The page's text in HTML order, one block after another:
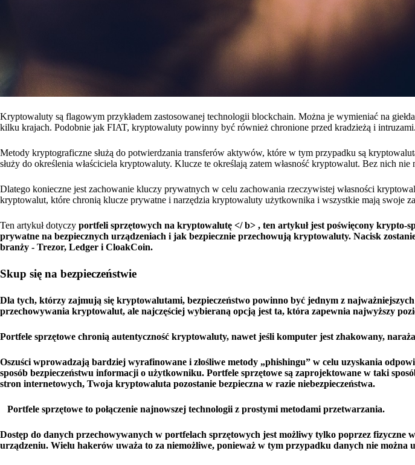
Kryptowaluty są flagowym przykładem zastosowanej technologii blockchain. Można je wymieniać na
kilku krajach. Podobnie jak FIAT, kryptowaluty powinny być również chronione przed kradzieżą i intruzami.
Metody kryptograficzne służą do potwierdzania transferów aktywów, które w tym przypadku są
służy do określenia właściciela kryptowaluty. Klucze te określają zatem własność kryptowalut. Bez nich
Dlatego konieczne jest zachowanie kluczy prywatnych w celu zachowania rzeczywistej własności
kryptowalut, które chronią klucze prywatne i narzędzia kryptowaluty użytkownika i wszystkie mają swoje
Ten artykuł dotyczy portfeli sprzętowych na kryptowalutę </ b> , ten artykuł jest poświęcony krypto-
prywatne na bezpiecznych urządzeniach i jak bezpiecznie przechowują kryptowaluty. Nacisk
branży - Trezor, Ledger i CloakCoin.
Skup się na bezpieczeństwie
Dla tych, którzy zajmują się kryptowalutami, bezpieczeństwo powinno być jednym z
przechowywania kryptowalut, ale najczęściej wybieraną opcją jest ta, która zapewnia najwyższy
Portfele sprzętowe chronią autentyczność kryptowaluty, nawet jeśli komputer jest zhakowany,
Oszuści wprowadzają bardziej wyrafinowane i złośliwe metody „phishingu” w celu uzyskania
sposób bezpieczeństwu informacji o użytkowniku. Portfele sprzętowe są zaprojektowane w taki
stron internetowych, Twoja kryptowaluta pozostanie bezpieczna w razie niebezpieczeństwa.
Portfele sprzętowe to połączenie najnowszej technologii z prostymi metodami przetwarzania.
Dostęp do danych przechowywanych w portfelach sprzętowych jest możliwy tylko poprzez
urządzeniu. Wielu hakerów uważa to za niemożliwe, ponieważ w tym przypadku danych nie można